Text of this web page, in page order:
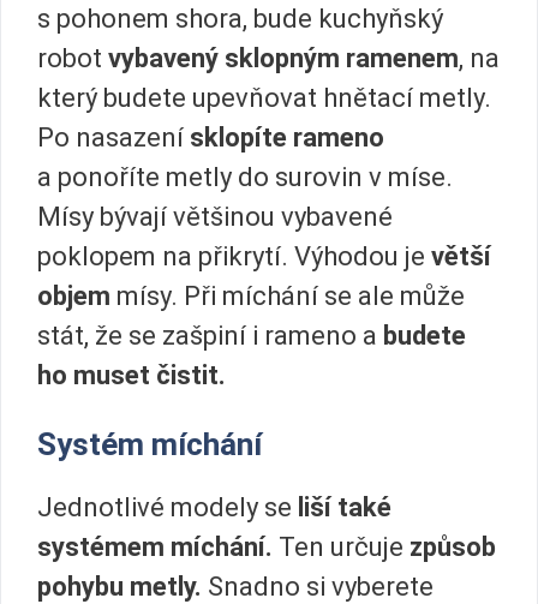
s pohonem shora, bude kuchyňský
robot vybavený sklopným ramenem, na
který budete upevňovat hnětací metly.
Po nasazení sklopíte rameno
a ponoříte metly do surovin v míse.
Mísy bývají většinou vybavené
poklopem na přikrytí. Výhodou je větší
objem mísy. Při míchání se ale může
stát, že se zašpiní i rameno a budete
ho muset čistit.
Systém míchání
Jednotlivé modely se liší také
systémem míchání. Ten určuje způsob
pohybu metly. Snadno si vyberete